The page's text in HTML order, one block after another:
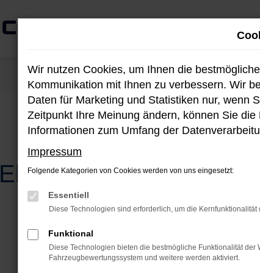
Elektrische Innovation
Wir nutzen Cookies, um Ihnen die
Kommunikation mit Ihnen zu verbessern. Wir
Daten für Marketing und Statistiken nur, wenn
Zeitpunkt Ihre Meinung ändern, können Sie
Informationen zum Umfang der
Impressum
Folgende Kategorien von Cookies werden von uns eingesetzt:
Essentiell
Diese Technologien sind erforderlich, um die
Funktional
Diese Technologien bieten die bestmögliche Funktionalität
Fahrzeugbewertungssystem und weitere werden aktiviert.